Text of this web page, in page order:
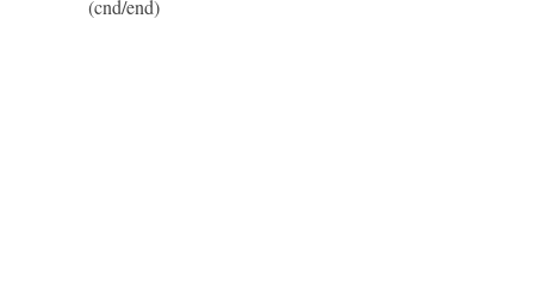
(cnd/end)